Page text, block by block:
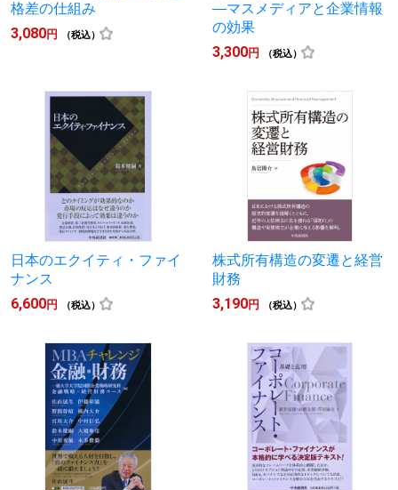
格差の仕組み
3,080円 （税込）
―マスメディアと企業情報
の効果
3,300円 （税込）
日本のエクイティ・ファイ
ナンス
6,600円 （税込）
株式所有構造の変遷と経営
財務
3,190円 （税込）